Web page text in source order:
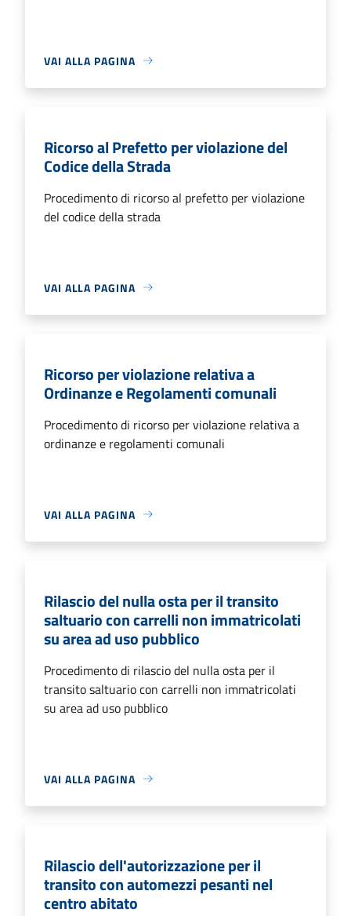
VAI ALLA PAGINA
Ricorso al Prefetto per violazione del
Codice della Strada
Procedimento di ricorso al prefetto per violazione
del codice della strada
VAI ALLA PAGINA
Ricorso per violazione relativa a
Ordinanze e Regolamenti comunali
Procedimento di ricorso per violazione relativa a
ordinanze e regolamenti comunali
VAI ALLA PAGINA
Rilascio del nulla osta per il transito
saltuario con carrelli non immatricolati
su area ad uso pubblico
Procedimento di rilascio del nulla osta per il
transito saltuario con carrelli non immatricolati
su area ad uso pubblico
VAI ALLA PAGINA
Rilascio dell'autorizzazione per il
transito con automezzi pesanti nel
centro abitato